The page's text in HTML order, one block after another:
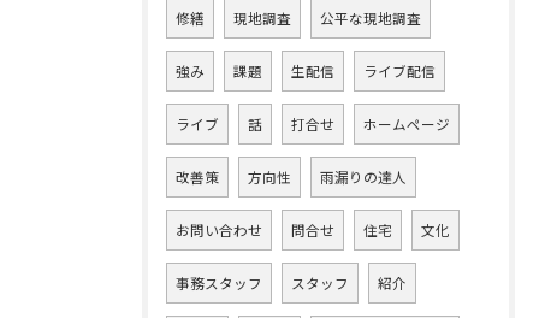
修繕 現地調査 公平な現地調査
強み 課題 生配信 ライブ配信
ライブ 話 打合せ ホームページ
改善策 方向性 雨漏りの達人
お問い合わせ 問合せ 住宅 文化
事務スタッフ スタッフ 紹介